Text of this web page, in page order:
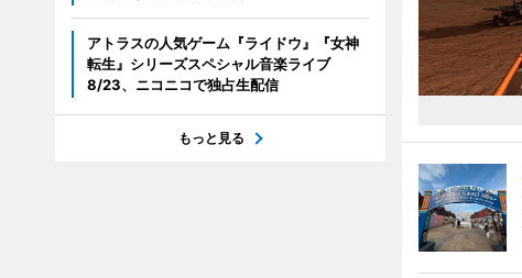
アトラスの人気ゲーム『ライドウ』『女神
転生』シリーズスペシャル音楽ライブ
8/23、ニコニコで独占生配信
もっと見る